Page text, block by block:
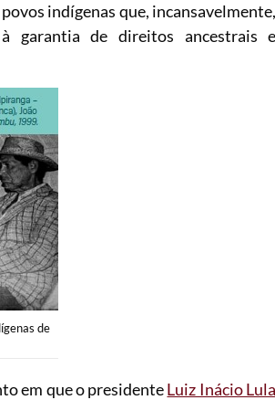
indígenas que, incansavelmente,
garantia de direitos ancestrais e
de
em que o presidenteLuiz Inácio Lula